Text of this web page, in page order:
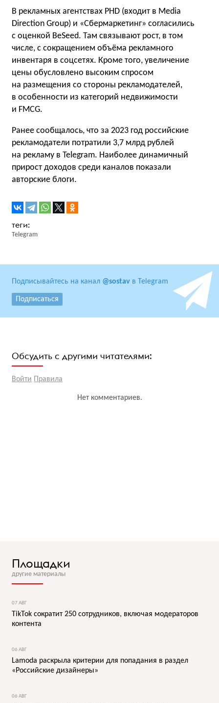
В рекламных агентствах PHD (входит в Media
Direction Group) и «Сбермаркетинг» согласились
с оценкой BeSeed. Там связывают рост, в том
числе, с сокращением объёма рекламного
инвентаря в соцсетях. Кроме того, увеличение
цены обусловлено высоким спросом
на размещения со стороны рекламодателей,
в особенности из категорий недвижимости
и FMCG.
Ранее сообщалось, что за 2023 год российские
рекламодатели потратили 3,7 млрд рублей
на рекламу в Telegram. Наиболее динамичный
прирост доходов среди каналов показали
авторские блоги.
Telegram
Подписывайтесь на канал @sostav в Telegram
Подписаться
Обсудить с другими читателями:
Войти Правила
Нет комментариев.
Площадки
другие материалы
07 АВГ
TikTok сократит 250 сотрудников, включая модераторов
контента
06 АВГ
Lamoda раскрыла критерии для попадания в раздел
«Российские дизайнеры»
06 АВГ